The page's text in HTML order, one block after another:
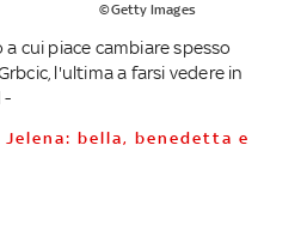
©Getty Images
cui piace cambiare spesso
l'ultima a farsi vedere in
-